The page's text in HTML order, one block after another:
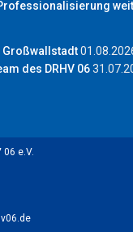
Großwallstadt
des DRHV 06
e.V.